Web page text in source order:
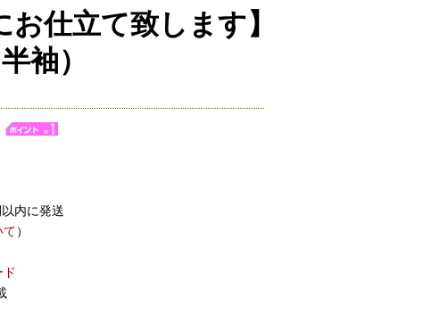
仕立て致します】
袖）
内に発送
）